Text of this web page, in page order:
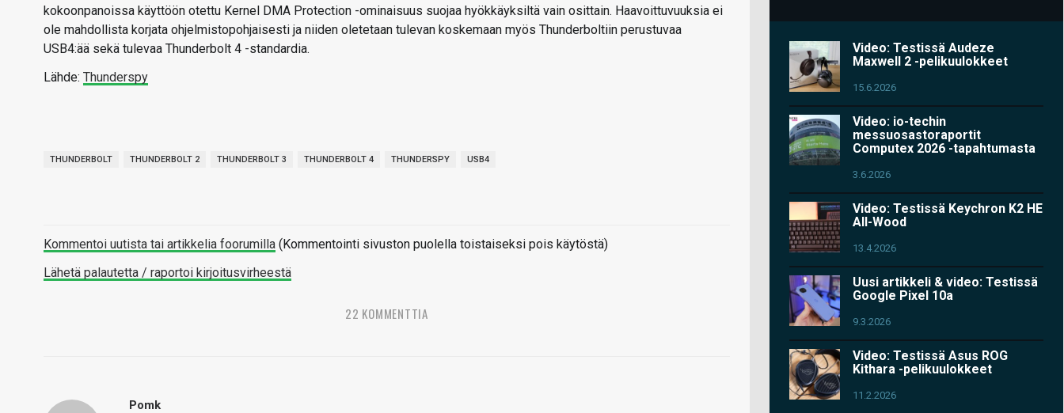
kokoonpanoissa käyttöön otettu Kernel DMA Protection -ominaisuus suojaa hyökkäyksiltä vain osittain. Haavoittuvuuksia ei
ole mahdollista korjata ohjelmistopohjaisesti ja niiden oletetaan tulevan koskemaan myös Thunderboltiin perustuvaa
USB4:ää sekä tulevaa Thunderbolt 4 -standardia.
Lähde: Thunderspy
THUNDERBOLT THUNDERBOLT 2 THUNDERBOLT 3 THUNDERBOLT 4 THUNDERSPY USB4
Kommentoi uutista tai artikkelia foorumilla (Kommentointi sivuston puolella toistaiseksi pois käytöstä)
Lähetä palautetta / raportoi kirjoitusvirheestä
22 KOMMENTTIA
Pomk
Video: Testissä Audeze
Maxwell 2 -pelikuulokkeet
15.6.2026
Video: io-techin
messuosastoraportit
Computex 2026 -tapahtumasta
3.6.2026
Video: Testissä Keychron K2 HE
All-Wood
13.4.2026
Uusi artikkeli & video: Testissä
Google Pixel 10a
9.3.2026
Video: Testissä Asus ROG
Kithara -pelikuulokkeet
11.2.2026